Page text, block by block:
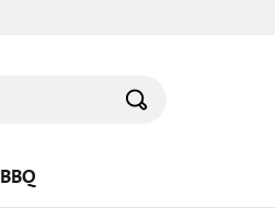
BBQ